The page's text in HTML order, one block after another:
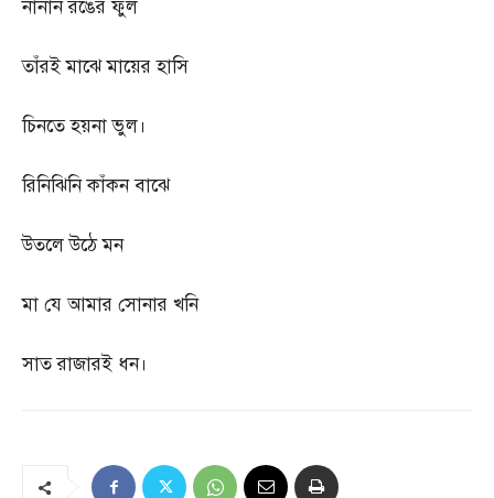
নানান রঙের ফুল
তাঁরই মাঝে মায়ের হাসি
চিনতে হয়না ভুল।
রিনিঝিনি কাঁকন বাঝে
উতলে উঠে মন
মা যে আমার সোনার খনি
সাত রাজারই ধন।